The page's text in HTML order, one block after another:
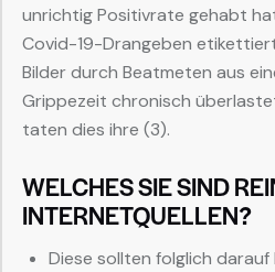
unrichtig Positivrate gehabt
Covid-19-Drangeben
Bilder durch Beatmeten aus
Grippezeit chronisch
taten dies ihre (3).
WELCHES SIE SIND
INTERNETQUELLEN?
Diese sollten folglich